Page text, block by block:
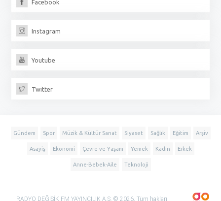
Facebook
Instagram
Youtube
Twitter
Gündem Spor Müzik & Kültür Sanat Siyaset Sağlık Eğitim Arşiv
Asayiş Ekonomi Çevre ve Yaşam Yemek Kadın Erkek
Anne-Bebek-Aile Teknoloji
RADYO DEĞİŞİK FM YAYINCILIK A.Ş. © 2026, Tüm hakları